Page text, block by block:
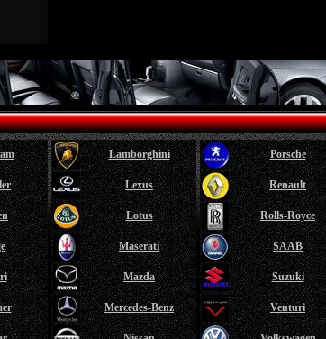
Lamborghini
Lexus
Lotus
Maserati
Mazda
Mercedes-Benz
Porsche
Renault
Rolls-Royce
SAAB
Suzuki
Venturi